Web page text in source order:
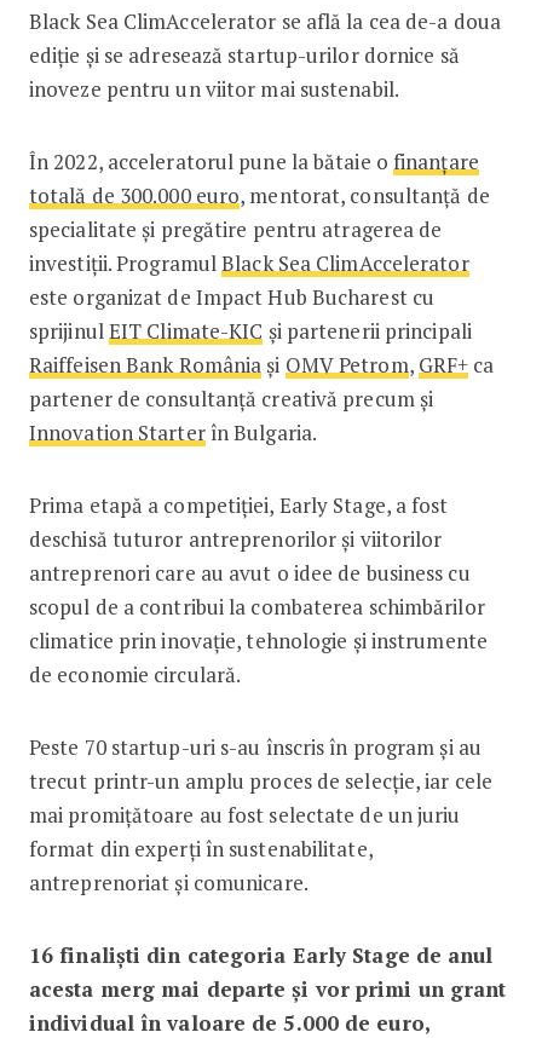
Black Sea ClimAccelerator se află la cea de-a doua
ediție și se adresează startup-urilor dornice să
inoveze pentru un viitor mai sustenabil.
În 2022, acceleratorul pune la bătaie o finanțare
totală de 300.000 euro, mentorat, consultanță de
specialitate și pregătire pentru atragerea de
investiții. ProgramulBlack Sea ClimAccelerator
este organizat de Impact Hub Bucharest cu
sprijinulEIT Climate-KIC și partenerii principali
Raiffeisen Bank Româniași OMV Petrom, GRF+ ca
partener de consultanță creativă precum și
Innovation Starterîn Bulgaria.
Prima etapă a competiției, Early Stage, a fost
deschisă tuturor antreprenorilor și viitorilor
antreprenori care au avut o idee de business cu
scopul de a contribui la combaterea schimbărilor
climatice prin inovație, tehnologie și instrumente
de economie circulară.
Peste 70 startup-uri s-au înscris în program și au
trecut printr-un amplu proces de selecție, iar cele
mai promițătoare au fost selectate de un juriu
format din experți în sustenabilitate,
antreprenoriat și comunicare.
16 finaliști din categoria Early Stage de anul
acesta merg mai departe și vor primi un grant
individual în valoare de 5.000 de euro,